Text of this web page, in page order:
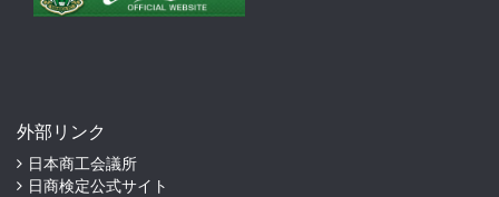
外部リンク
日本商工会議所
日商検定公式サイト